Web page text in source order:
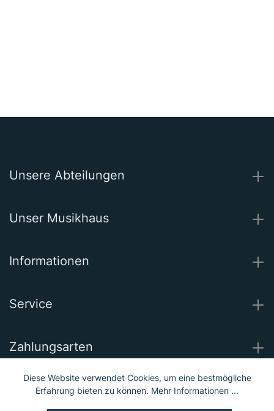
Unsere Abteilungen
Unser Musikhaus
Informationen
Service
Zahlungsarten
Wir versenden mit
Diese Website verwendet Cookies, um eine bestmögliche
Erfahrung bieten zu können. Mehr Informationen ...